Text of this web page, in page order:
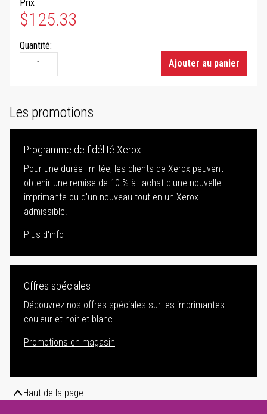
Prix
$125.33
Quantité:
Ajouter au panier
Les promotions
Programme de fidélité Xerox
Pour une durée limitée, les clients de Xerox peuvent
obtenir une remise de 10 % à l'achat d'une nouvelle
imprimante ou d'un nouveau tout-en-un Xerox
admissible.
Plus d'info
Offres spéciales
Découvrez nos offres spéciales sur les imprimantes
couleur et noir et blanc.
Promotions en magasin
Haut de la page